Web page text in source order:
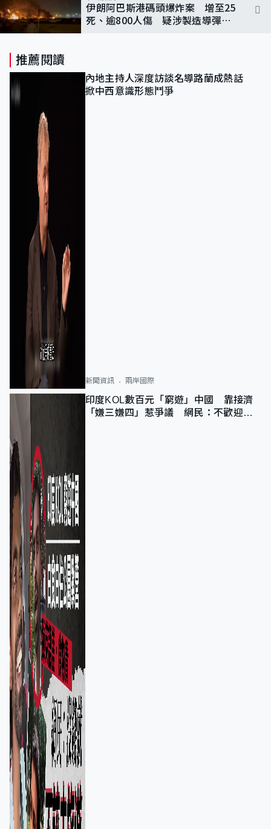
伊朗阿巴斯港碼頭爆炸案 增至25
死、逾800人傷 疑涉製造導彈固
推薦閱讀
內地主持人深度訪談名導路蘭成熱話
掀中西意識形態鬥爭
新聞資訊 兩岸國際
印度KOL數百元「窮遊」中國 靠接濟
「嫌三嫌四」惹爭議 網民：不歡迎劣